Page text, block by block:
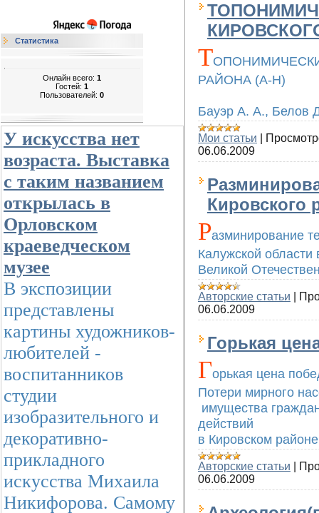
Статистика
Онлайн всего: 1
Гостей: 1
Пользователей: 0
У искусства нет
возраста. Выставка
с таким названием
открылась в
Орловском
краеведческом
музее
В экспозиции
представлены
картины художников-
любителей -
воспитанников
студии
изобразительного и
декоративно-
прикладного
искусства Михаила
Никифорова. Самому
Т
РАЙОНА (А-Н)
Бауэр А. А., Белов
Мои статьи
06.06.2009
Кировского
Разминирование
Калужской области
Великой
Авторские статьи
06.06.2009
Горькая
Горькая цена
Потери мирного
имущества
действий
в Кировском
Авторские статьи
06.06.2009